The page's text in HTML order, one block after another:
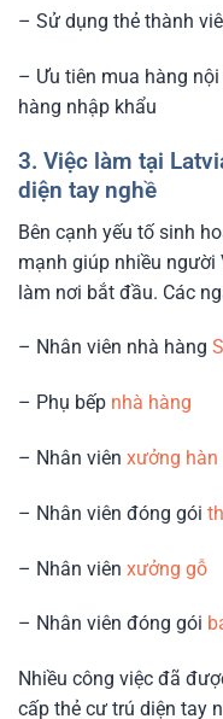
– Sử dụng thẻ thành
– Ưu tiên mua hàng
hàng nhập khẩu
3. Việc làm tại
diện tay nghề
Bên cạnh yếu tố sinh
mạnh giúp nhiều
làm nơi bắt đầu. Các
– Nhân viên nhà hàng
– Phụ bếp nhà hàng
– Nhân viên xưởng hàn
– Nhân viên đóng gói
– Nhân viên xưởng gỗ
– Nhân viên đóng gói
Nhiều công việc đã
cấp thẻ cư trú diện tay